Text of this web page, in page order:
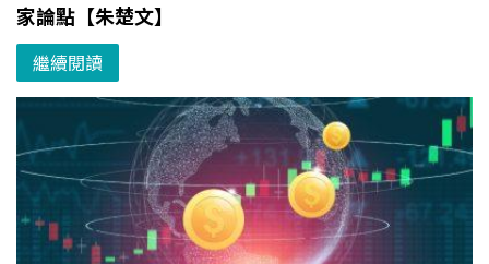
家論點【朱楚文】
繼續閱讀